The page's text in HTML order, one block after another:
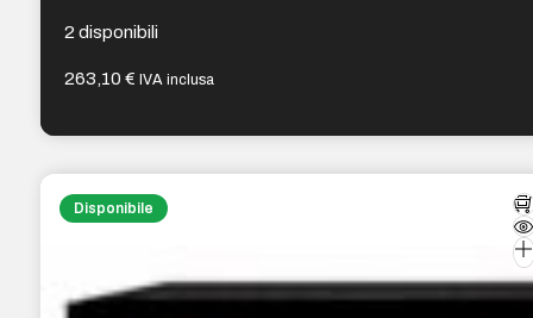
2 disponibili
263,10€ IVA inclusa
Disponibile